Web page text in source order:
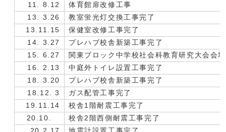
11. 8.12
体育館扉改修工事
13. 3.26
教室蛍光灯交換工事完了
13.11.15
保健室改修工事完了
14. 3.27
プレハブ校舎新築工事完了
15. 6.27
関東ブロック中学校社会科教育研究大会会場
16. 2.13
中庭外トイレ設置工事完了
18. 3.20
プレハブ校舎新築工事完了
18.12. 3
ガス配管工事完了
19.11.14
校舎1階耐震工事完了
20.10.
校舎2階西側耐震工事完了